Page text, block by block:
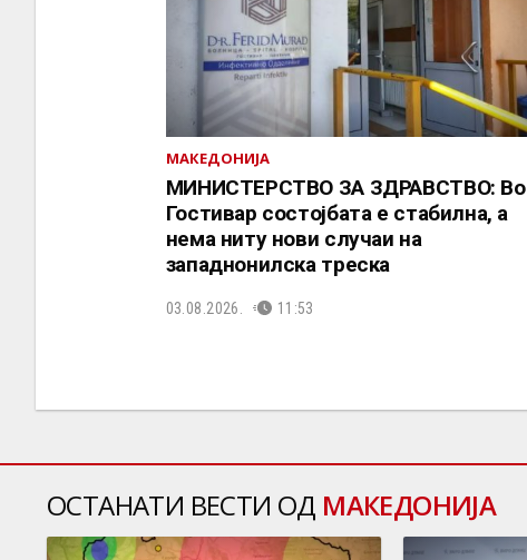
МАКЕДОНИЈА
МИНИСТЕРСТВО ЗА ЗДРАВСТВО: Во
Гостивар состојбата е стабилна, а
нема ниту нови случаи на
западнонилска треска
03.08.2026. 11:53
ОСТАНАТИ ВЕСТИ ОД МАКЕДОНИЈА